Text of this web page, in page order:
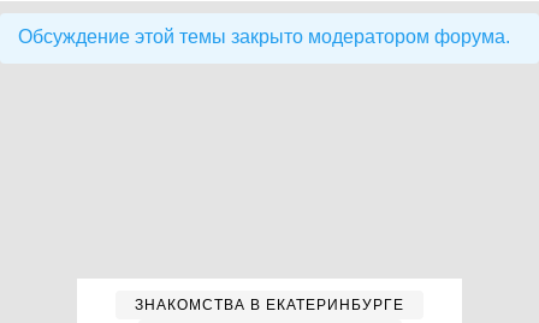
Обсуждение этой темы закрыто модератором форума.
ЗНАКОМСТВА В ЕКАТЕРИНБУРГЕ